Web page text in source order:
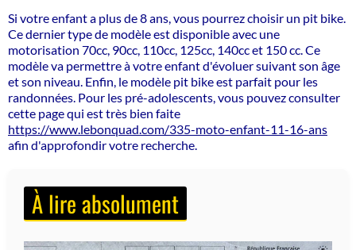
Si votre enfant a plus de 8 ans, vous pourrez choisir un pit bike.
Ce dernier type de modèle est disponible avec une
motorisation 70cc, 90cc, 110cc, 125cc, 140cc et 150 cc. Ce
modèle va permettre à votre enfant d'évoluer suivant son âge
et son niveau. Enfin, le modèle pit bike est parfait pour les
randonnées. Pour les pré-adolescents, vous pouvez consulter
cette page qui est très bien faite
https://www.lebonquad.com/335-moto-enfant-11-16-ans
afin d'approfondir votre recherche.
À lire absolument